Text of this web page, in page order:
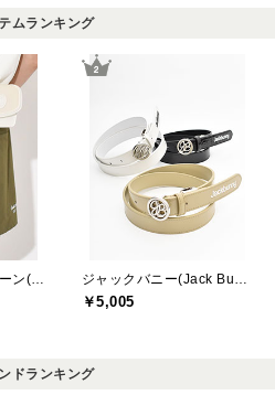
ムランキング
￥5,005
ドランキング